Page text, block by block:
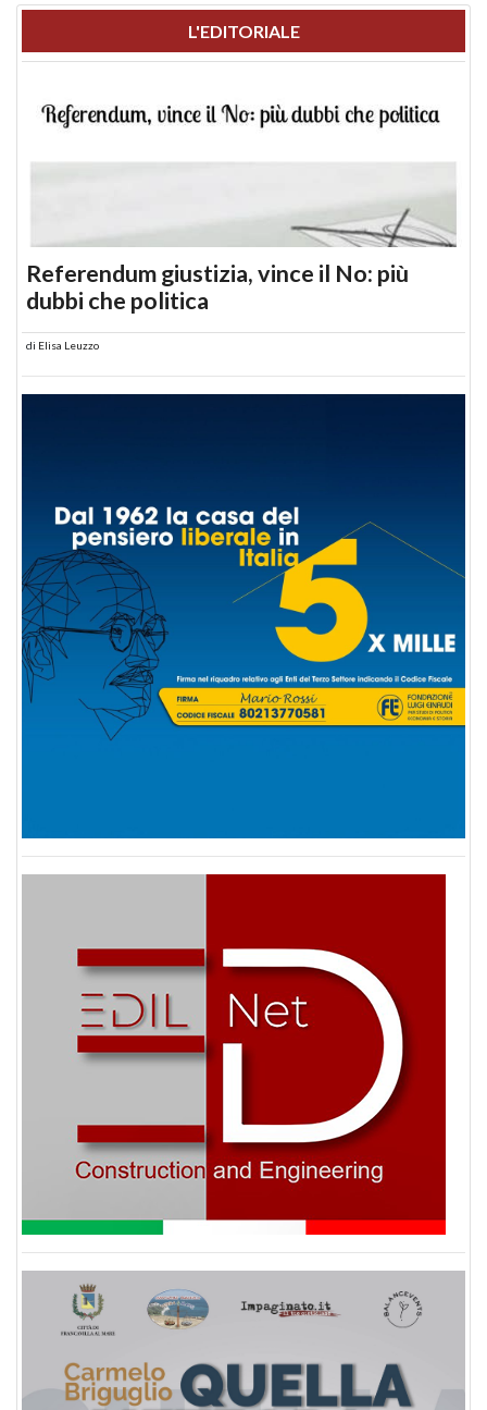
L'EDITORIALE
Referendum giustizia, vince il No: più
dubbi che politica
di Elisa Leuzzo